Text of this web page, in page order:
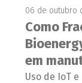
06 de outubro
Como
em
Uso de IoT